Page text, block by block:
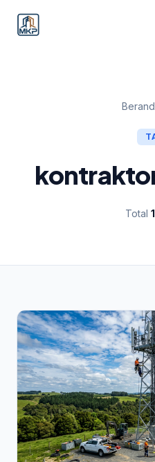
Total 1